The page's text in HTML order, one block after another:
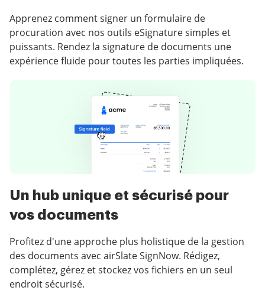
Apprenez comment signer un formulaire de
procuration avec nos outils eSignature simples et
puissants. Rendez la signature de documents une
expérience fluide pour toutes les parties impliquées.
Un hub unique et sécurisé pour
vos documents
Profitez d'une approche plus holistique de la gestion
des documents avec airSlate SignNow. Rédigez,
complétez, gérez et stockez vos fichiers en un seul
endroit sécurisé.